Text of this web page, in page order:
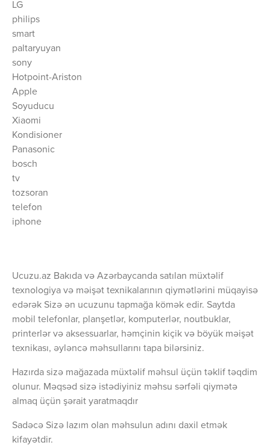
LG
philips
smart
paltaryuyan
sony
Hotpoint-Ariston
Apple
Soyuducu
Xiaomi
Kondisioner
Panasonic
bosch
tv
tozsoran
telefon
iphone
Ucuzu.az Bakıda və Azərbaycanda satılan müxtəlif
texnologiya və məişət texnikalarının qiymətlərini müqayisə
edərək Sizə ən ucuzunu tapmağa kömək edir. Saytda
mobil telefonlar, planşetlər, komputerlər, noutbuklar,
printerlər və aksessuarlar, həmçinin kiçik və böyük məişət
texnikası, əyləncə məhsullarını tapa bilərsiniz.
Hazırda sizə mağazada müxtəlif məhsul üçün təklif təqdim
olunur. Məqsəd sizə istədiyiniz məhsu sərfəli qiymətə
almaq üçün şərait yaratmaqdır
Sadəcə Sizə lazım olan məhsulun adını daxil etmək
kifayətdir.